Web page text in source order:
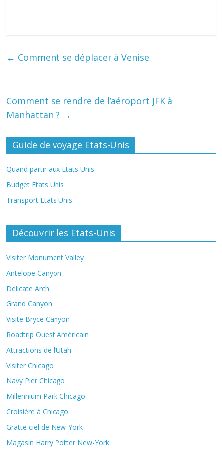
← Comment se déplacer à Venise
Comment se rendre de l’aéroport JFK à
Manhattan ? →
Guide de voyage Etats-Unis
Quand partir aux Etats Unis
Budget Etats Unis
Transport Etats Unis
Découvrir les Etats-Unis
Visiter Monument Valley
Antelope Canyon
Delicate Arch
Grand Canyon
Visite Bryce Canyon
Roadtrip Ouest Américain
Attractions de l’Utah
Visiter Chicago
Navy Pier Chicago
Millennium Park Chicago
Croisière à Chicago
Gratte ciel de New-York
Magasin Harry Potter New-York